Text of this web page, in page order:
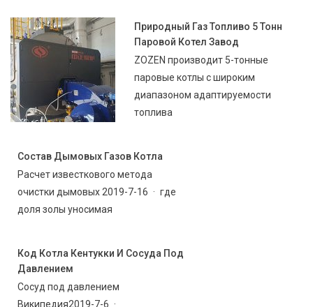
Природный Газ Топливо 5 Тонн
Паровой Котел Завод
ZOZEN производит 5-тонные
паровые котлы с широким
диапазоном адаптируемости
топлива
Состав Дымовых Газов Котла
Расчет известкового метода
очистки дымовых 2019-7-16 · где
доля золы уносимая
Код Котла Кентукки И Сосуда Под
Давлением
Сосуд под давлением
Википедия2019-7-6 ·